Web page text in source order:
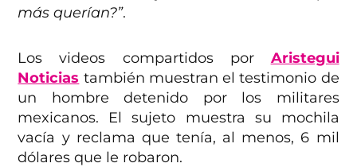
más querían?”.
Los videos compartidos por Aristegui
Noticias también muestran el testimonio de
un hombre detenido por los militares
mexicanos. El sujeto muestra su mochila
vacía y reclama que tenía, al menos, 6 mil
dólares que le robaron.